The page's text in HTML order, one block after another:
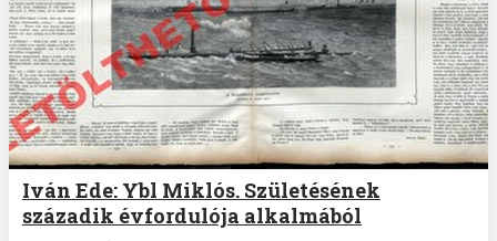
Iván Ede: Ybl Miklós. Születésének
századik évfordulója alkalmából